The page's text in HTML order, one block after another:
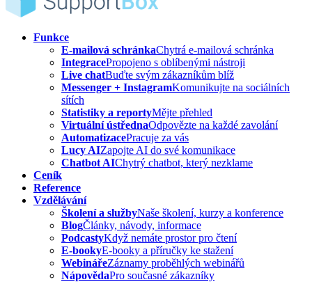
Funkce
E-mailová schránkaChytrá e-mailová schránka
IntegracePropojeno s oblíbenými nástroji
Live chatBuďte svým zákazníkům blíž
Messenger + InstagramKomunikujte na sociálních
sítích
Statistiky a reportyMějte přehled
Virtuální ústřednaOdpovězte na každé zavolání
AutomatizacePracuje za vás
Lucy AIZapojte AI do své komunikace
Chatbot AIChytrý chatbot, který nezklame
Ceník
Reference
Vzdělávání
Školení a službyNaše školení, kurzy a konference
BlogČlánky, návody, informace
PodcastyKdyž nemáte prostor pro čtení
E-bookyE-booky a příručky ke stažení
WebinářeZáznamy proběhlých webinářů
NápovědaPro současné zákazníky